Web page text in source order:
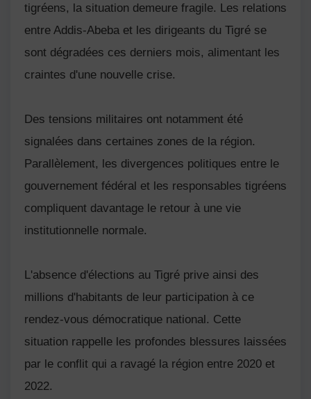
tigréens, la situation demeure fragile. Les relations
entre Addis-Abeba et les dirigeants du Tigré se
sont dégradées ces derniers mois, alimentant les
craintes d'une nouvelle crise.
Des tensions militaires ont notamment été
signalées dans certaines zones de la région.
Parallèlement, les divergences politiques entre le
gouvernement fédéral et les responsables tigréens
compliquent davantage le retour à une vie
institutionnelle normale.
L'absence d'élections au Tigré prive ainsi des
millions d'habitants de leur participation à ce
rendez-vous démocratique national. Cette
situation rappelle les profondes blessures laissées
par le conflit qui a ravagé la région entre 2020 et
2022.